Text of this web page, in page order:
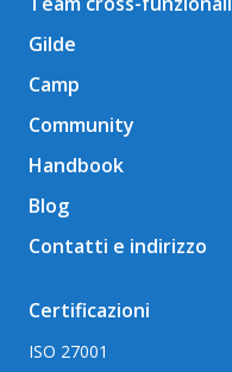
Gilde
Camp
Community
Handbook
Blog
Contatti e indirizzo
Certificazioni
ISO 27001